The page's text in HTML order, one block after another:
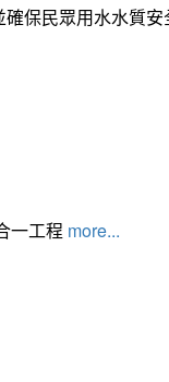
保民眾用水水質
一工程 more...